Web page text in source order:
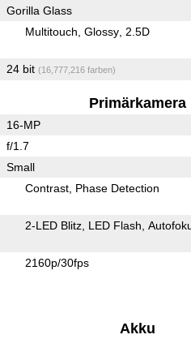
Gorilla Glass
Multitouch Glossy 2.5D
24 bit (16,777,216 farben)
Primärkamera
16-MP
f/1.7
Small
Contrast Phase Detection
2-LED Blitz LED Flash
2160p/30fps
Akku